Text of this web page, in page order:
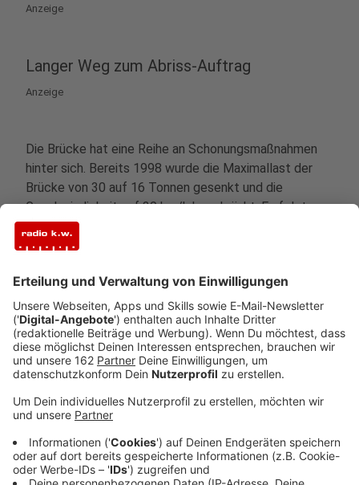
Anzeige
Langer Weg zum Abriss-Auftrag
Anzeige
Die Brücke hat eine Reihe an Schonungsmaßnahmen
hinter sich. Bereits 1998 wurde die Maximallast der
Brücke von 30 auf 16 Tonnen gesenkt und die
Geschwindigkeit auf 30 km/h beschränkt. Es folgten
der Wegfall der zweiten Fahrspur und eine weitere
Senkung der Höchstgeschwindigkeit auf 10 km/h. Im
Brücke überqueren.
Anzeige
Clöve-Brücke bald eine Duisburger
Angelegenheit?
Anzeige
Parallel zum Abriss-Auftrag läuft ein